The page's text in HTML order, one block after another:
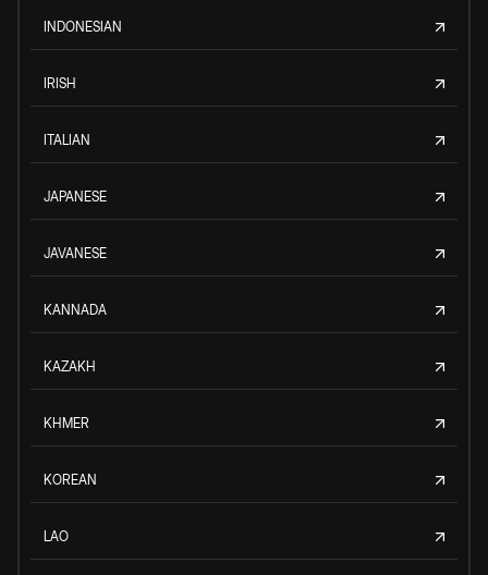
INDONESIAN
IRISH
ITALIAN
JAPANESE
JAVANESE
KANNADA
KAZAKH
KHMER
KOREAN
LAO